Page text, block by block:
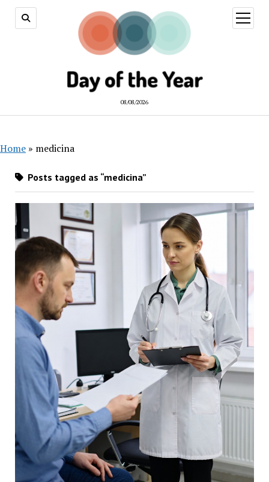
08/08/2026
open
menu
Home » medicina
Posts tagged as “medicina”